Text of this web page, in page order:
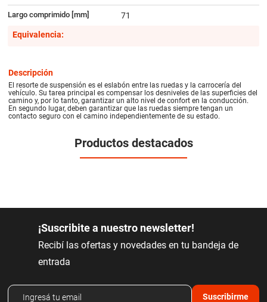
Largo comprimido [mm]
71
Equivalencia:
Descripción
El resorte de suspensión es el eslabón entre las ruedas y la carrocería del
vehículo. Su tarea principal es compensar los desniveles de las superficies del
camino y, por lo tanto, garantizar un alto nivel de confort en la conducción.
En segundo lugar, deben garantizar que las ruedas siempre tengan un
contacto seguro con el camino independientemente de su estado.
Productos destacados
¡Suscribite a nuestro newsletter!
Recibí las ofertas y novedades en tu bandeja de
entrada
Suscribirme